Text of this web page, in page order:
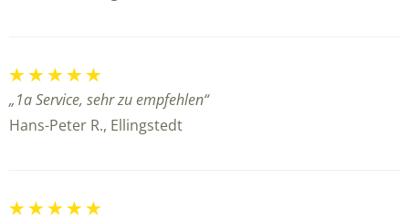
„1a Service, sehr zu empfehlen“
Hans-Peter R., Ellingstedt